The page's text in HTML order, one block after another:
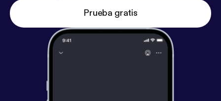
Prueba gratis